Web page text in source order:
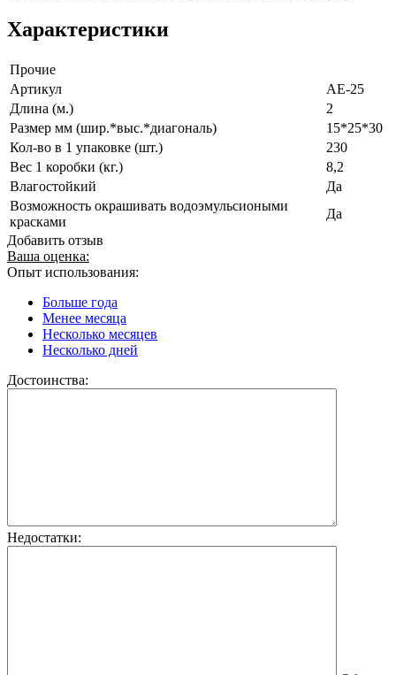
Характеристики
Прочие
Артикул
AE-25
Длина (м.)
2
Размер мм (шир.*выс.*диагональ)
15*25*30
Кол-во в 1 упаковке (шт.)
230
Вес 1 коробки (кг.)
8,2
Влагостойкий
Да
Возможность окрашивать водоэмульсиоными
красками
Да
Добавить отзыв
Ваша оценка:
Опыт использования:
Больше года
Менее месяца
Несколько месяцев
Несколько дней
Достоинства:
Недостатки: